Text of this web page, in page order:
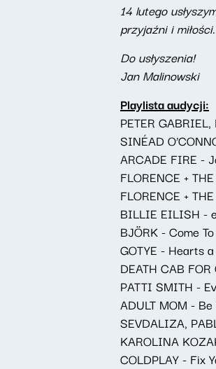
14 lutego
przyjaźni i miłości.
Do usłyszenia!
Jan Malinowski
Playlista audycji:
PETER
SINÉAD
ARCADE FIRE -
FLORENCE +
FLORENCE +
BILLIE EILISH -
BJÖRK - Come
GOTYE - Hearts
DEATH CAB
PATTI SMITH -
ADULT MOM -
SEVDALIZA,
KAROLINA
COLDPLAY - Fix